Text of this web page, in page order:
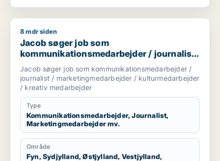
Jacob søger job som kommunikationsmedarbejder /
8 mdr siden
Jacob søger job som
kommunikationsmedarbejder / journalist
/ marketingmedarbejder /
kulturmedarbejder / kreativ medarbejder
Jacob søger job som kommunikationsmedarbejder /
journalist / marketingmedarbejder / kulturmedarbejder
/ kreativ medarbejder
Type
Kommunikationsmedarbejder, Journalist,
Marketingmedarbejder mv.
Område
Fyn, Sydjylland, Østjylland, Vestjylland,